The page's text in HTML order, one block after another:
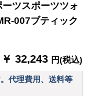
ツスポーツツォ
007ブティック
￥ 32,243 円(税込)
代理費用、送料等